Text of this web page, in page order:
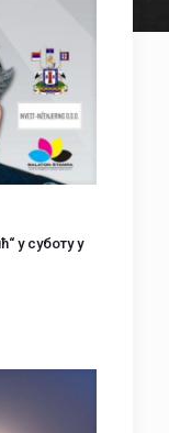
у суботу у